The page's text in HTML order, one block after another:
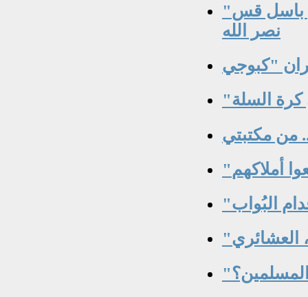
"محسوبيّات وهدايا وفَساد" بقلم المهندس باسل قس
نصر الله
..